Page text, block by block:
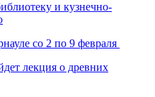
и кузнечно-
со 2 по 9 февраля
лекция о древних